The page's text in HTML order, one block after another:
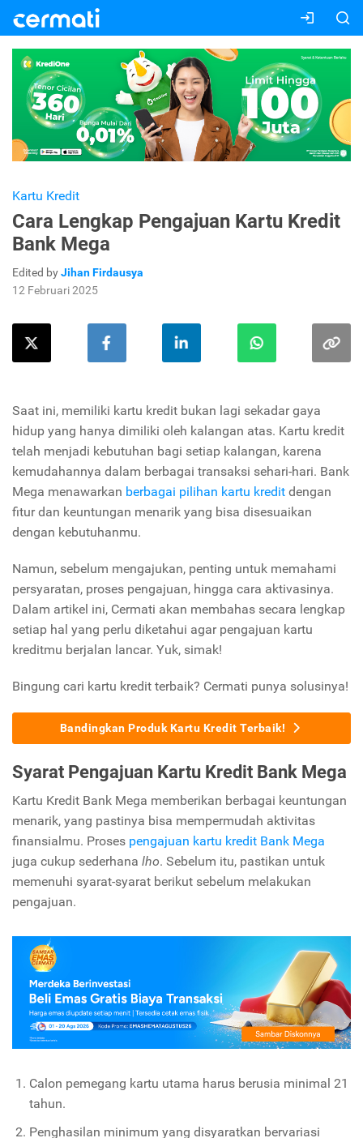
Kartu Kredit
Cara Lengkap Pengajuan Kartu Kredit
Bank Mega
Edited byJihan Firdausya
12 Februari 2025
Saat ini, memiliki kartu kredit bukan lagi sekadar gaya
hidup yang hanya dimiliki oleh kalangan atas. Kartu kredit
telah menjadi kebutuhan bagi setiap kalangan, karena
kemudahannya dalam berbagai transaksi sehari-hari. Bank
Mega menawarkan berbagai pilihan kartu kredit dengan
fitur dan keuntungan menarik yang bisa disesuaikan
dengan kebutuhanmu.
Namun, sebelum mengajukan, penting untuk memahami
persyaratan, proses pengajuan, hingga cara aktivasinya.
Dalam artikel ini, Cermati akan membahas secara lengkap
setiap hal yang perlu diketahui agar pengajuan kartu
kreditmu berjalan lancar. Yuk, simak!
Bingung cari kartu kredit terbaik? Cermati punya solusinya!
Bandingkan Produk Kartu Kredit Terbaik!
Syarat Pengajuan Kartu Kredit Bank Mega
Kartu Kredit Bank Mega memberikan berbagai keuntungan
menarik, yang pastinya bisa mempermudah aktivitas
finansialmu. Proses pengajuan kartu kredit Bank Mega
juga cukup sederhana lho. Sebelum itu, pastikan untuk
memenuhi syarat-syarat berikut sebelum melakukan
pengajuan.
Calon pemegang kartu utama harus berusia minimal 21
tahun.
Penghasilan minimum yang disyaratkan bervariasi